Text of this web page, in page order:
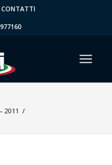
CONTATTI
2011 /